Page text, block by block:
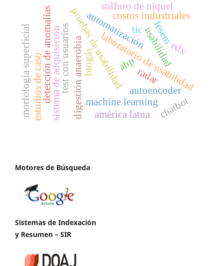
laboratorio de usabilidad
pruebas de usabilidad
test con usuarios usabilidad
sistema de adquisicióndigestión anaerobia
automatización
biogás
detección de anomalías autoencoder
machine learning
abp
estudios de caso
costos industriales
sulfuro de níquel
fesem
edx
morfología superficial chatbot
tic
américa latna
radar
Motores de Búsqueda
Sistemas de Indexación
y Resumen – SIR